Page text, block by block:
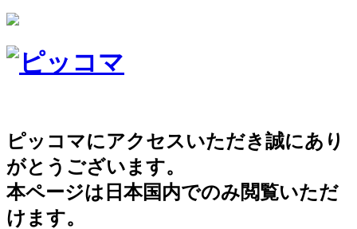
ピッコマにアクセスいただき誠にあり
がとうございます。
本ページは日本国内でのみ閲覧いただ
けます。